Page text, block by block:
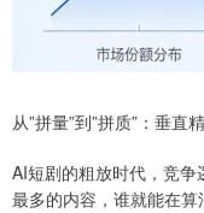
从”拼量”到”拼质”：垂直
AI短剧的粗放时代，竞
最多的内容，谁就能在算